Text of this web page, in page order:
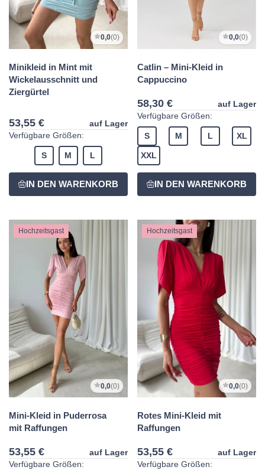
0,0(0)
Minikleid in Mint mit
Wickelausschnitt und
Ziergürtel
53,55 €
auf Lager
Verfügbare Größen:
S M L
0,0(0)
Catlin – Mini-Kleid in
Cappuccino
58,30 €
auf Lager
Verfügbare Größen:
S M L XL
XXL
Hochzeitsgast
0,0(0)
Mini-Kleid in Puderrosa
mit Raffungen
53,55 €
auf Lager
Verfügbare Größen:
Hochzeitsgast
0,0(0)
Rotes Mini-Kleid mit
Raffungen
53,55 €
auf Lager
Verfügbare Größen: